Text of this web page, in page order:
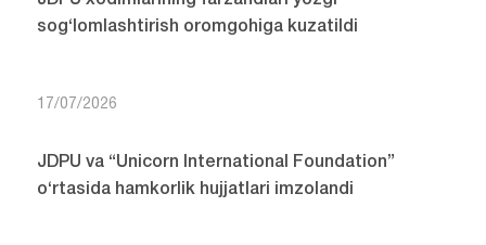
sog‘lomlashtirish oromgohiga kuzatildi
17/07/2026
JDPU va “Unicorn International Foundation”
o‘rtasida hamkorlik hujjatlari imzolandi